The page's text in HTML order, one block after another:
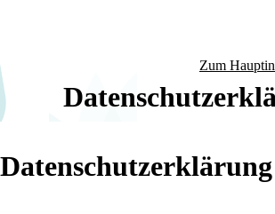
Zum
Datenschutz
Datenschutz­erklärung